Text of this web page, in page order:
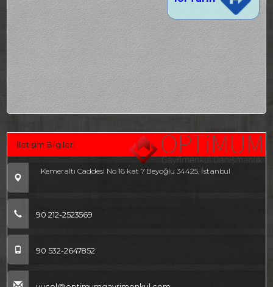
İletişim Bilgileri
Kemeraltı Caddesi No 16 kat 7 Beyoğlu 34425, İstanbul
90 212-2523569
90 532-2647852